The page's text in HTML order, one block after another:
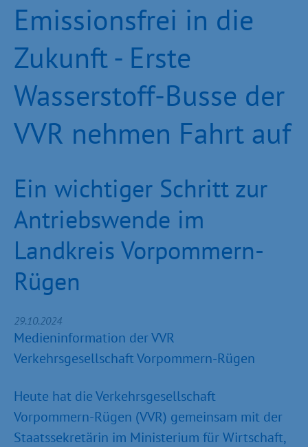
Emissionsfrei in die
Zukunft - Erste
Wasserstoff-Busse der
VVR nehmen Fahrt auf
Ein wichtiger Schritt zur
Antriebswende im
Landkreis Vorpommern-
Rügen
29.10.2024
Medieninformation der VVR
Verkehrsgesellschaft Vorpommern-Rügen
Heute hat die Verkehrsgesellschaft
Vorpommern-Rügen (VVR) gemeinsam mit der
Staatssekretärin im Ministerium für Wirtschaft,